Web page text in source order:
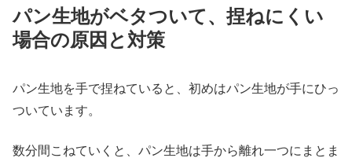
パン生地がベタついて、捏ねにくい
場合の原因と対策
パン生地を手で捏ねていると、初めはパン生地が手にひっ
ついています。
数分間こねていくと、パン生地は手から離れ一つにまとま